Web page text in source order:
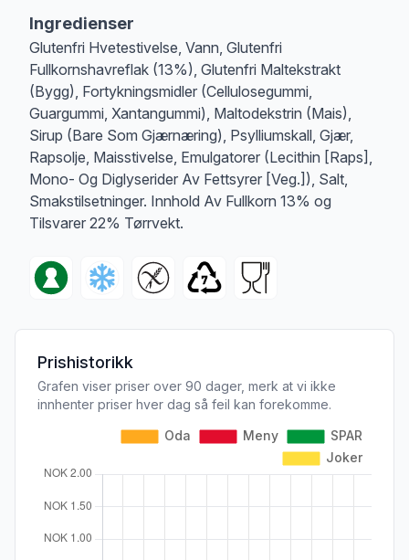
Ingredienser
Glutenfri Hvetestivelse, Vann, Glutenfri
Fullkornshavreflak (13%), Glutenfri Maltekstrakt
(Bygg), Fortykningsmidler (Cellulosegummi,
Guargummi, Xantangummi), Maltodekstrin (Mais),
Sirup (Bare Som Gjærnæring), Psylliumskall, Gjær,
Rapsolje, Maisstivelse, Emulgatorer (Lecithin [Raps],
Mono- Og Diglyserider Av Fettsyrer [Veg.]), Salt,
Smakstilsetninger. Innhold Av Fullkorn 13% og
Tilsvarer 22% Tørrvekt.
Prishistorikk
Grafen viser priser over 90 dager, merk at vi ikke
innhenter priser hver dag så feil kan forekomme.